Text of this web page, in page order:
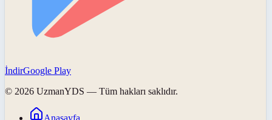
İndirGoogle Play
© 2026 UzmanYDS — Tüm hakları saklıdır.
Anasayfa